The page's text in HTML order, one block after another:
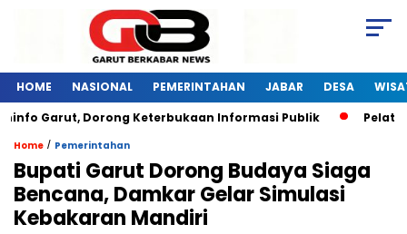
HOME NASIONAL PEMERINTAHAN JABAR DESA
Garut, Dorong Keterbukaan Informasi Publik
Pelatihan
Home / Pemerintahan
Bupati Garut Dorong Budaya Siaga
Bencana, Damkar Gelar Simulasi
Kebakaran Mandiri